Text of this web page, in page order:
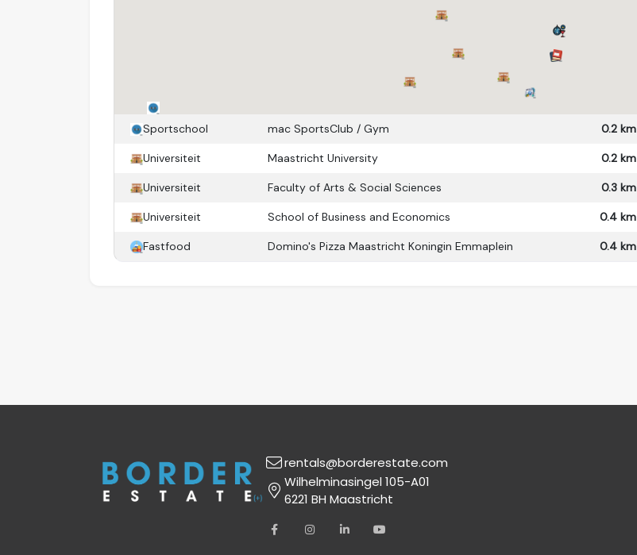
Gelegen in een rustige straat midden in het historische centrum van Maastricht. Alle
voorzieningen zoals winkels, horeca, cultuur, universiteit en openbaar vervoer bevinden zich op
loopafstand. Hier woont u midden in de stad, met alle charme die Maastricht te bieden heeft,
maar met een aangename rust in de directe woonomgeving.
Kortom
Een compact, sfeervol en instapklaar appartement met karakter, gelegen op een absolute
toplocatie in het historische hart van Maastricht. Perfect als eerste woning, stadsappartement.
Sportschool mac SportsClub / Gym 0.2 km
Universiteit Maastricht University 0.2 km
Universiteit Faculty of Arts & Social Sciences 0.3 km
Universiteit School of Business and Economics 0.4 km
Fastfood Domino's Pizza Maastricht Koningin Emmaplein 0.4 km
rentals@borderestate.com
Wilhelminasingel 105-A01
6221 BH Maastricht